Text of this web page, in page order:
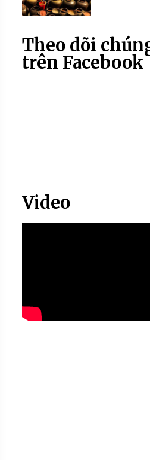
Theo dõi
trên Facebook
Video